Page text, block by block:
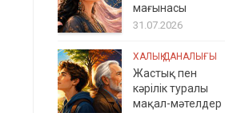
мағынасы
31.07.2026
ХАЛЫҚ ДАНАЛЫҒЫ
Жастық пен
кәрілік туралы
мақал-мәтелдер